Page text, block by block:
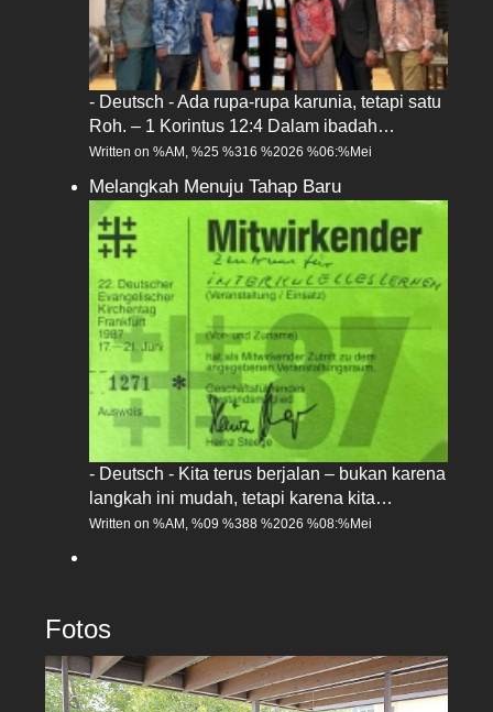
- Deutsch - Ada rupa-rupa karunia, tetapi satu
Roh. – 1 Korintus 12:4 Dalam ibadah…
Written on %AM, %25 %316 %2026 %06:%Mei
Melangkah Menuju Tahap Baru
- Deutsch - Kita terus berjalan – bukan karena
langkah ini mudah, tetapi karena kita…
Written on %AM, %09 %388 %2026 %08:%Mei
Fotos